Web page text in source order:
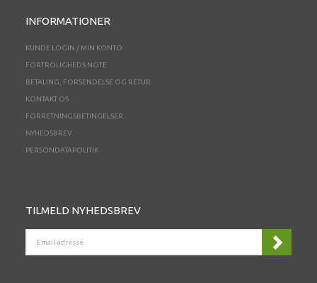
INFORMATIONER
KUNDE LOGIN / MIN KONTO
FORTROLIGHEDS NOTE
BETALING, FORSENDELSE OG RETUR
KONTAKT OS
FORRETNINGSBETINGELSER
NYHEDSBREV
PERSONDATAPOLITIK
TILMELD NYHEDSBREV
ADRESSE